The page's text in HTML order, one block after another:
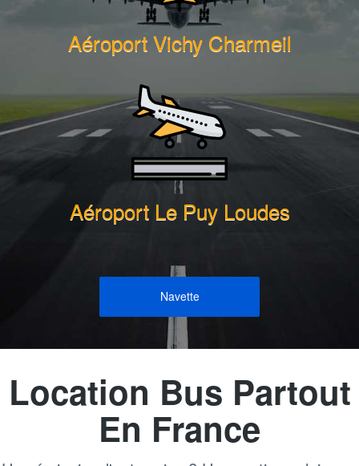
Aéroport Vichy Charmeil
Aéroport Le Puy Loudes
Navette
Location Bus Partout
En France